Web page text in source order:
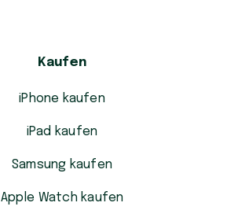
Kaufen
iPhone kaufen
iPad kaufen
Samsung kaufen
Apple Watch kaufen